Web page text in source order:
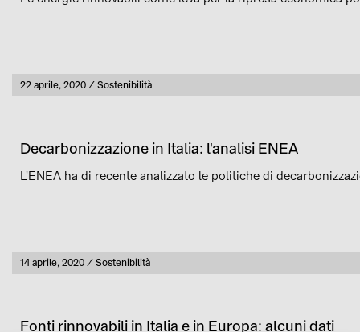
Pubblicato
22 aprile, 2020 Categoria
Sostenibilità
Decarbonizzazione in Italia: l'analisi ENEA
L'ENEA ha di recente analizzato le politiche di
Pubblicato
14 aprile, 2020 Categoria
Sostenibilità
Fonti rinnovabili in Italia e in Europa: alcuni dati